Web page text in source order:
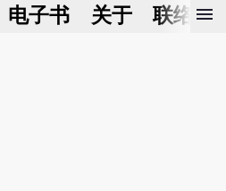
电子书 关于 联络我
menu